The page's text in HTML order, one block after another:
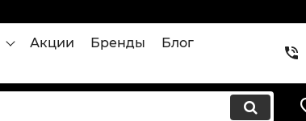
Акции Бренды
Блог